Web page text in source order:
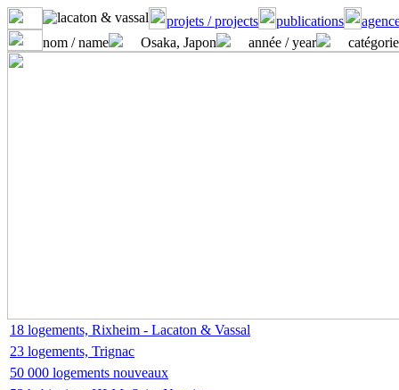
projets / projects publications
nom / name
Osaka, Japon année / year
18 logements, Rixheim - Lacaton & Vassal
23 logements, Trignac
50 000 logements nouveaux